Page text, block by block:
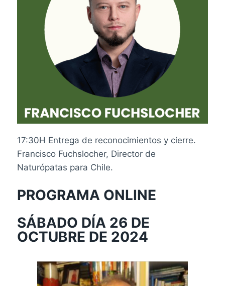
17:30H Entrega de reconocimientos y cierre.
Francisco Fuchslocher, Director de
Naturópatas para Chile.
PROGRAMA ONLINE
SÁBADO DÍA 26 DE
OCTUBRE DE 2024